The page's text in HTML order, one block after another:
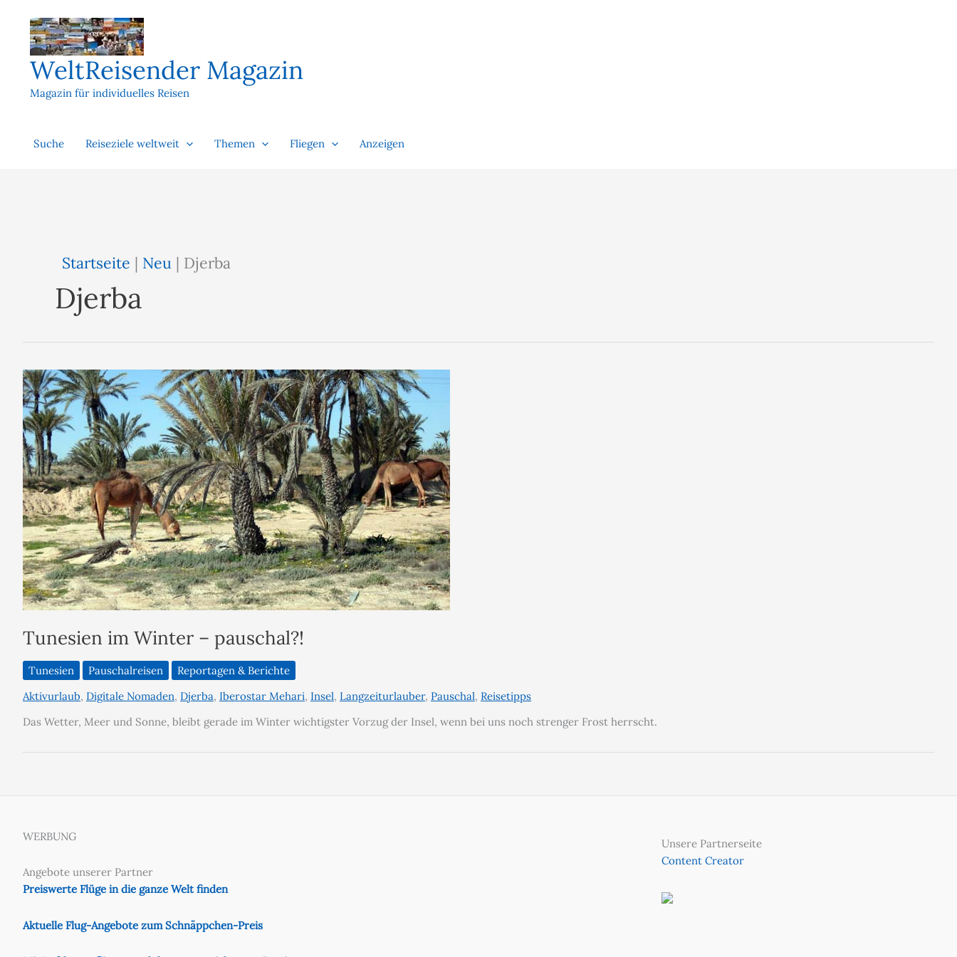
springen
WeltReisender Magazin
Magazin für individuelles Reisen
Suche Reiseziele weltweit Themen Fliegen Anzeigen
Startseite | Neu | Djerba
Djerba
Tunesien im Winter – pauschal?!
Tunesien Pauschalreisen
Reportagen & Berichte
Aktivurlaub, Digitale Nomaden, Djerba, Iberostar Mehari, Insel, Langzeiturlauber, Pauschal, Reisetipps
Das Wetter, Meer und Sonne, bleibt gerade im Winter wichtigster Vorzug der Insel, wenn bei uns noch strenger Frost herrscht.
WERBUNG
Angebote unserer Partner
Preiswerte Flüge in die ganze Welt finden
Aktuelle Flug-Angebote zum Schnäppchen-Preis
Unsere Partnerseite
Content Creator